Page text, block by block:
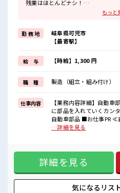
残業はほとんどナシ！
場合によってはお願いすることもあ
制服があるので、
毎日の服装の悩み解消♪
≪未経験でも活躍できる≫
新しいことにチャレンジするのは不
しっかり働く環境が整っています！
イチからスキルUP・ステップUP目
≪収入アップを目指せる≫
高時給だらけの派遣のお仕事です！
■職場の雰囲気
休憩室完備でランチや休憩も充実
持ち物が多いあなたにもぴったり☆
ロッカー付き職場♪
もっと
勤 務 地
岐阜県可児市
【最寄駅】
給 与 【時給】1,300 円
職 種 製造（組立・組み付け）
仕事内容
【業務内容詳細】自動車
に部品を入れていくカン
自動車部品 ■お仕事PR ≪自分の時間も大切≫ 残業はほとんど
ナシ！ 場合によってはお
だけど、 しっかり働く環
UP・ステップUP目指し
指せる≫ 高時給だらけの派遣のお
休憩室完備でランチや休
たにもぴったり☆ ロッカ
…詳細を見る
詳細を見る
気になるリス